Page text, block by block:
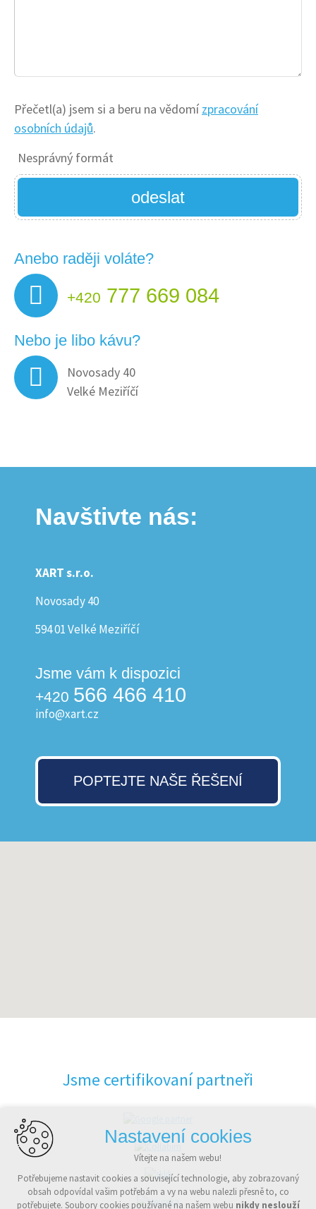
Přečetl(a) jsem si a beru na vědomí zpracování
osobních údajů.
Nesprávný formát
odeslat
Anebo raději voláte?
+420 777 669 084
Nebo je libo kávu?
Novosady 40
Velké Meziříčí
Navštivte nás:
XART s.r.o.
Novosady 40
594 01 Velké Meziříčí
Jsme vám k dispozici
+420 566 466 410
info@xart.cz
POPTEJTE NAŠE ŘEŠENÍ
Jsme certifikovaní partneři
Nastavení cookies
Vítejte na našem webu!
Potřebujeme nastavit cookies a související technologie, aby zobrazovaný
obsah odpovídal vašim potřebám a vy na webu nalezli přesně to, co
potřebujete. Soubory cookies používané na našem webu nikdy neslouží